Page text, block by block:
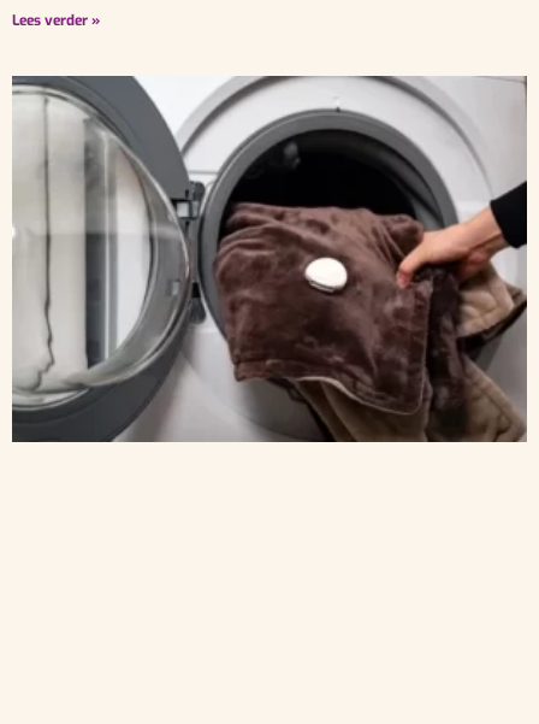
Lees verder »